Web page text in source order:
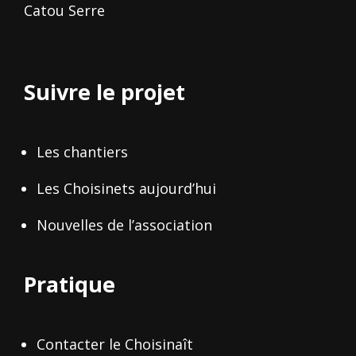
Catou Serre
Suivre le projet
Les chantiers
Les Choisinets aujourd’hui
Nouvelles de l’association
Pratique
Contacter le Choisinaît